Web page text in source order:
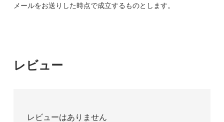
メールをお送りした時点で成立するものとします。
レビュー
レビューはありません